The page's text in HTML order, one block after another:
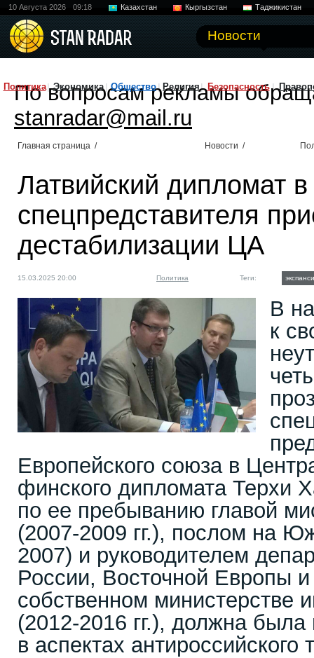
10 Августа 2026 09:18 Казахстан Кыргызстан Таджикистан
Новости
Политика Экономика Общество Религия Безопасность
По вопросам рекламы
stanradar@mail.ru
Главная страница / Новости /
Латвийский дипломат в
спецпредставителя
дестабилизации ЦА
15.03.2025 20:00 Политика Теги:
В
к
Европейского союза в
финского дипломата Терхи
по ее пребыванию главой
(2007-2009 гг.), послом на
2007) и руководителем
России, Восточной Европы
собственном министерстве
(2012-2016 гг.), должна была
в аспектах антироссийского